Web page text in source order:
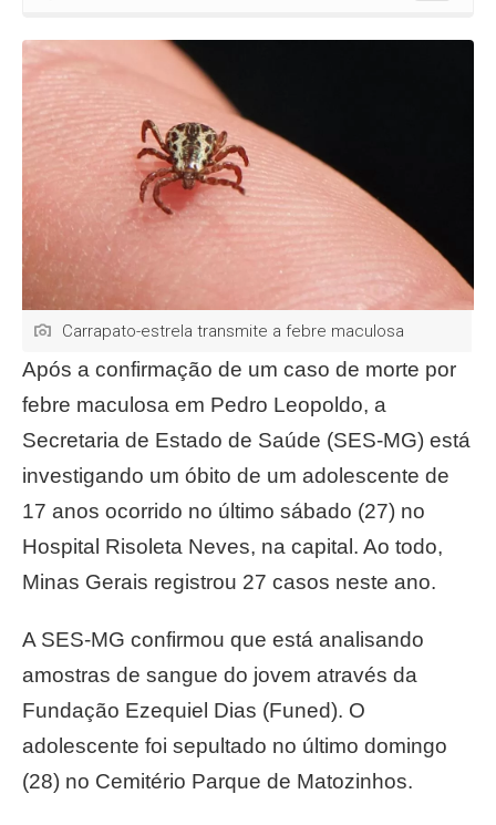
Carrapato-estrela transmite a febre maculosa
Após a confirmação de um caso de morte por
febre maculosa em Pedro Leopoldo, a
Secretaria de Estado de Saúde (SES-MG) está
investigando um óbito de um adolescente de
17 anos ocorrido no último sábado (27) no
Hospital Risoleta Neves, na capital. Ao todo,
Minas Gerais registrou 27 casos neste ano.
A SES-MG confirmou que está analisando
amostras de sangue do jovem através da
Fundação Ezequiel Dias (Funed). O
adolescente foi sepultado no último domingo
(28) no Cemitério Parque de Matozinhos.